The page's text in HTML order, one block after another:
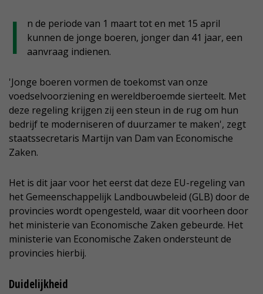
I
n de periode van 1 maart tot en met 15 april
kunnen de jonge boeren, jonger dan 41 jaar, een
aanvraag indienen.
'Jonge boeren vormen de toekomst van onze
voedselvoorziening en wereldberoemde sierteelt. Met
deze regeling krijgen zij een steun in de rug om hun
bedrijf te moderniseren of duurzamer te maken', zegt
staatssecretaris Martijn van Dam van Economische
Zaken.
Het is dit jaar voor het eerst dat deze EU-regeling van
het Gemeenschappelijk Landbouwbeleid (GLB) door de
provincies wordt opengesteld, waar dit voorheen door
het ministerie van Economische Zaken gebeurde. Het
ministerie van Economische Zaken ondersteunt de
provincies hierbij.
Duidelijkheid